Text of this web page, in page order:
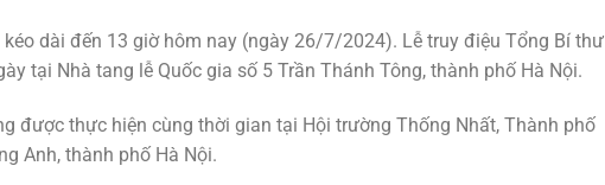
dài đến 13 giờ hôm nay (ngày 26/7/2024). Lễ truy điệu Tổng Bí thư
tại Nhà tang lễ Quốc gia số 5 Trần Thánh Tông, thành phố Hà Nội.
được thực hiện cùng thời gian tại Hội trường Thống Nhất, Thành phố
Anh, thành phố Hà Nội.